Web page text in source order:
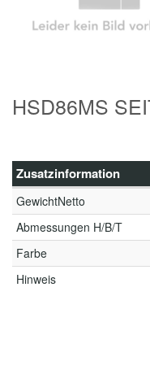
HSD86MS
Zusatzinformation
GewichtNetto
Abmessungen H/B/T
Farbe
Hinweis